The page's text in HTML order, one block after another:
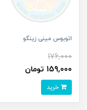
اتوبوس مینی زینگو
176,000
159,000 تومان